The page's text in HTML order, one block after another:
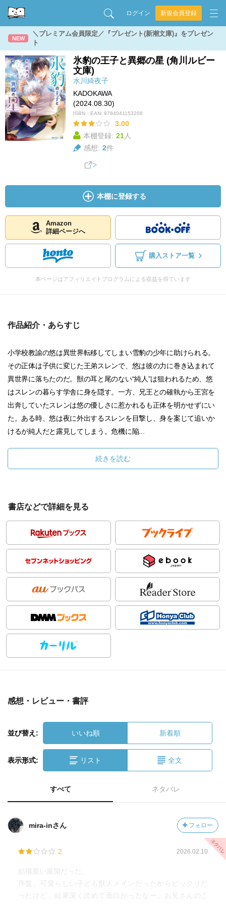
ログイン 新規会員登録
NEW
＼プレミアム会員限定／『プレゼント(新潮文庫)』をプレゼン
ト
氷豹の王子と異郷の星 (角川ルビー
文庫)
水川綺夜子
KADOKAWA
(2024.08.30)
ISBN・EAN: 9784041153208
3.00
本棚登録: 21人
感想: 2件
本棚に登録する
Amazon
詳細ページへ
購入ストア一覧
本ページはアフィリエイトプログラムによる収益を得ています
作品紹介・あらすじ
小学校教諭の悠は異世界転移してしまい雪豹の少年に助けられる。
その正体は子供に変じた王弟スレンで、悠は彼の力に巻き込まれて
異世界に落ちたのだ。獣の耳と尾のない“純人”は狙われるため、悠
はスレンの暮らす学舎に身を隠す。一方、兄王との確執から王宮を
出奔していたスレンは悠の優しさに惹かれるも正体を明かせずにい
た。ある時、悠は夜に外出するスレンを目撃し、身を案じて追いか
けるが純人だと露見してしまう。危機に陥...
続きを読む
書店などで詳細を見る
感想・レビュー・書評
並び替え: いいね順 新着順
表示形式: リスト 全文
すべて ネタバレ
mira-inさん フォロー
2 2026.02.10
結構重い展開だった。
序盤、可愛らしい子ども獣人メインだったからビックリだ
ったけど、結果深く読めて面白かったなー。お兄さんのこ